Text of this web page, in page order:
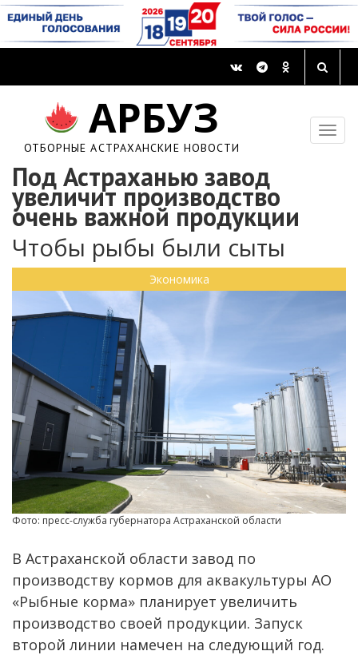
АРБУЗ
ОТБОРНЫЕ АСТРАХАНСКИЕ НОВОСТИ
Под Астраханью завод
увеличит производство
очень важной продукции
Чтобы рыбы были сыты
Экономика
Фото: пресс-служба губернатора Астраханской области
В Астраханской области завод по
производству кормов для аквакультуры АО
«Рыбные корма» планирует увеличить
производство своей продукции. Запуск
второй линии намечен на следующий год.